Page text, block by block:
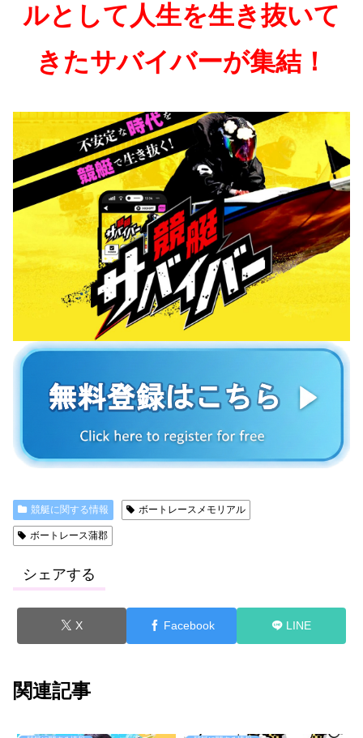
ルとして人生を生き抜いて
きたサバイバーが集結！
競艇に関する情報 ボートレースメモリアル
ボートレース蒲郡
シェアする
X Facebook LINE
関連記事